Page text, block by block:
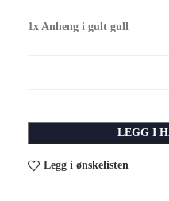
1x Anheng i gult gull
LEGG I
Legg i ønskelisten